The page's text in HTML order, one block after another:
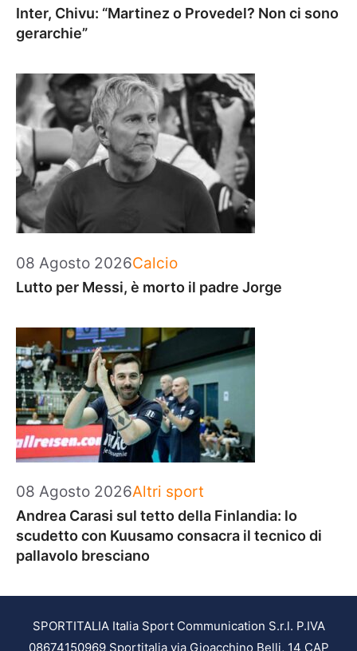
Inter, Chivu: “Martinez o Provedel? Non ci sono
gerarchie”
08 Agosto 2026Categorie
Calcio
Lutto per Messi, è morto il padre Jorge
08 Agosto 2026Categorie
Altri sport
Andrea Carasi sul tetto della Finlandia: lo
scudetto con Kuusamo consacra il tecnico di
pallavolo bresciano
SPORTITALIA Italia Sport Communication S.r.l. P.IVA
08674150969 Sportitalia via Gioacchino Belli, 14 CAP